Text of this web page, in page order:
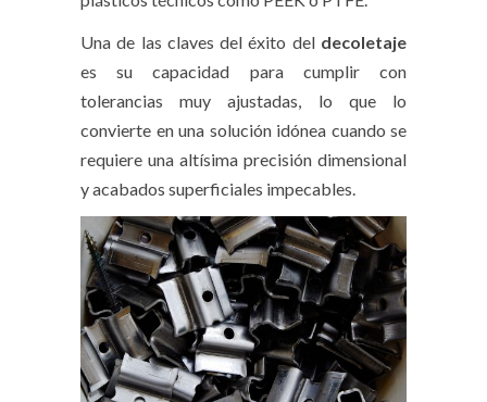
Una de las claves del éxito del decoletaje
es su capacidad para cumplir con
tolerancias muy ajustadas, lo que lo
convierte en una solución idónea cuando se
requiere una altísima precisión dimensional
y acabados superficiales impecables.